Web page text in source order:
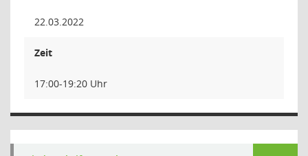
22.03.2022
Zeit
17:00-19:20 Uhr